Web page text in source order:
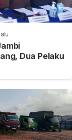
Dua Pelaku